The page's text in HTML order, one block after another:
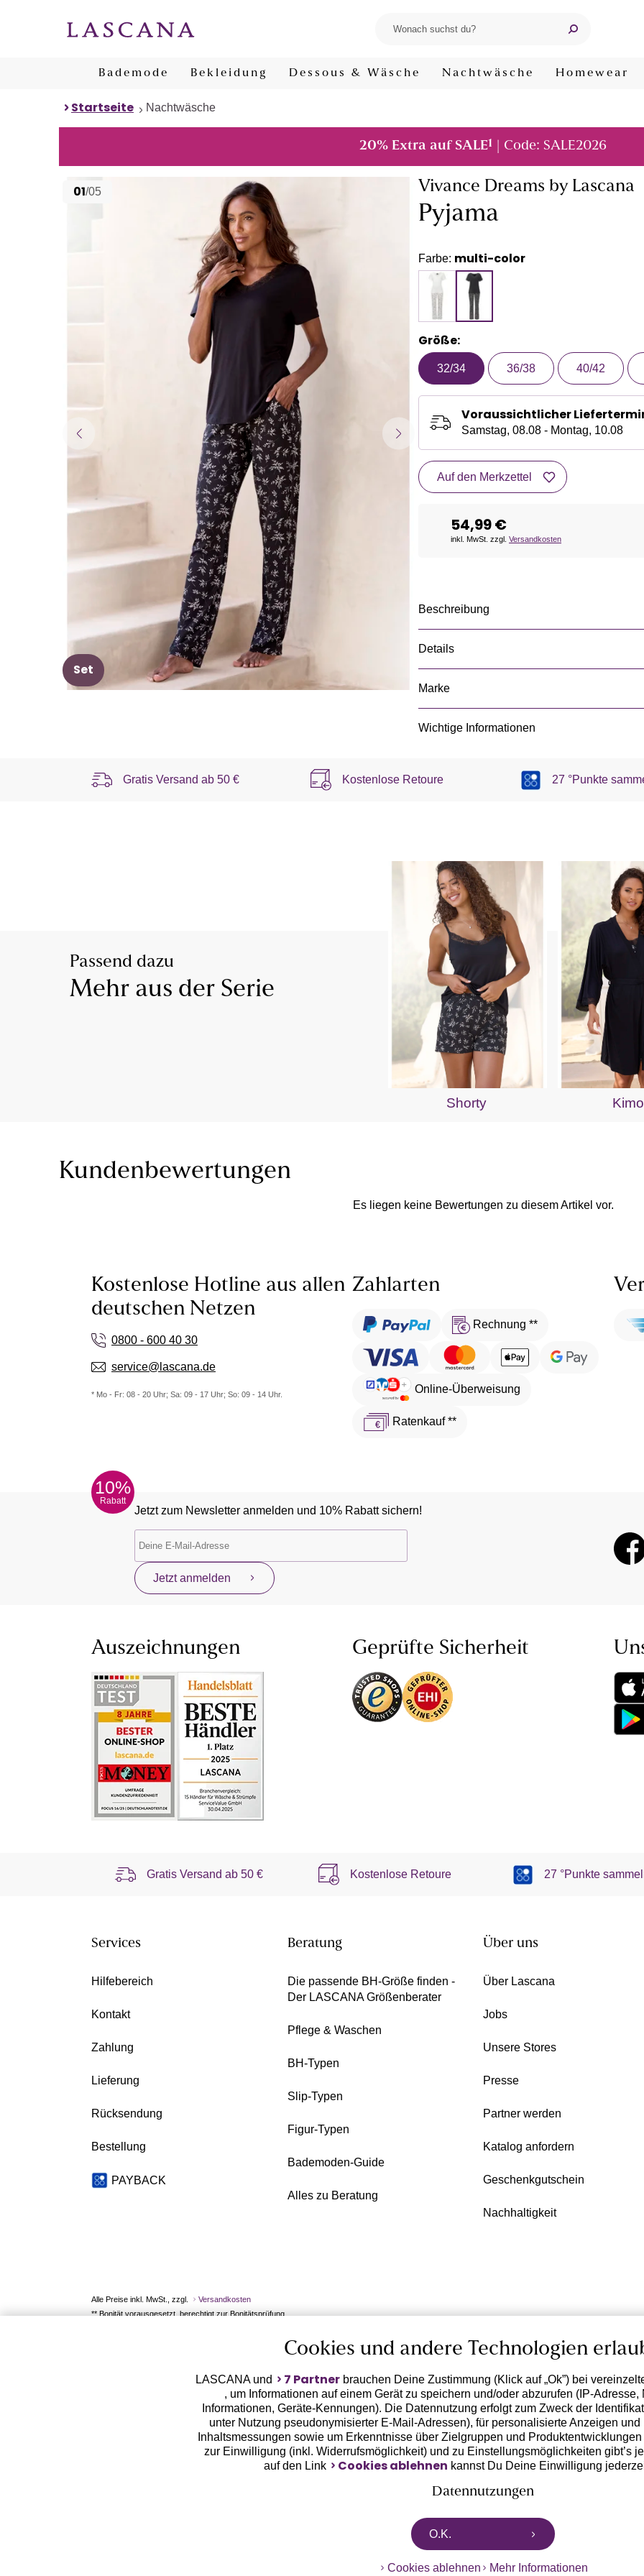
Bademode Bekleidung Dessous & Wäsche Nachtwäsche Homewear
Startseite Nachtwäsche
20% Extra auf SALE1 | Code: SALE2026
01/05
Set
Vivance Dreams by Lascana
Pyjama
Farbe: multi-color
Größe:
32/34 36/38 40/42
Voraussichtlicher
Samstag, 08.08 - Montag, 10.08
Auf den Merkzettel
54,99 €
inkl. MwSt. zzgl. Versandkosten
Beschreibung
Details
Marke
Wichtige Informationen
Gratis Versand ab 50 € Kostenlose Retoure 27 °Punkte
Passend dazu
Mehr aus der Serie
Shorty
Kundenbewertungen
Es liegen keine Bewertungen zu diesem Artikel vor.
Kostenlose Hotline aus allen
deutschen Netzen
0800 - 600 40 30
service@lascana.de
* Mo - Fr: 08 - 20 Uhr; Sa: 09 - 17 Uhr; So: 09 - 14 Uhr.
Zahlarten
Rechnung **
Online-Überweisung
Ratenkauf **
10%
Rabatt
Jetzt zum Newsletter anmelden und 10% Rabatt sichern!
Jetzt anmelden
Auszeichnungen Geprüfte Sicherheit
Gratis Versand ab50 € Kostenlose Retoure 27 °Punkte
Services
Hilfebereich
Kontakt
Zahlung
Lieferung
Rücksendung
Bestellung
PAYBACK
Beratung
Die passende BH-Größe finden -
Der LASCANA Größenberater
Pflege & Waschen
BH-Typen
Slip-Typen
Figur-Typen
Bademoden-Guide
Alles zu Beratung
Über uns
Über Lascana
Jobs
Unsere Stores
Presse
Partner werden
Katalog anfordern
Geschenkgutschein
Nachhaltigkeit
Alle Preise inkl. MwSt., zzgl.
Versandkosten
** Bonität vorausgesetzt, berechtigt zur Bonitätsprüfung
Cookies und andere Technologien
LASCANA und 7 Partner brauchen Deine Zustimmung (Klick auf „Ok”) bei
, um Informationen auf einem Gerät zu speichern und/oder abzurufen (IP-Adresse,
Informationen, Geräte-Kennungen). Die Datennutzung erfolgt zum Zweck der
unter Nutzung pseudonymisierter E-Mail-Adressen), für personalisierte Anzeigen und
Inhaltsmessungen sowie um Erkenntnisse über Zielgruppen und
zur Einwilligung (inkl. Widerrufsmöglichkeit) und zu Einstellungsmöglichkeiten gibt’s
auf den Link
Cookies ablehnen kannst Du Deine Einwilligung
Datennutzungen
LASCANA arbeitet mit Partnern zusammen, die von deinem Endgerät abgerufene
von uns übermittelten pseudonymisierten Daten zur Aussteuerung unserer Werbung
Erhebung der Trackingdaten bzw. die Übermittlung deiner pseudonymisierten
O.K.
Cookies ablehnen Mehr Informationen